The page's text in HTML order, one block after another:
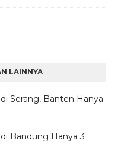
LAINNYA
Serang, Banten Hanya
Bandung Hanya 3